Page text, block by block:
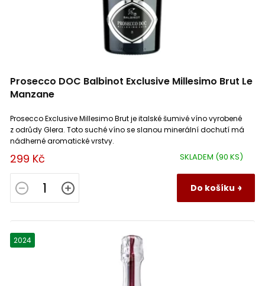
Prosecco DOC Balbinot Exclusive Millesimo Brut Le
Manzane
SKLADEM (90 KS)
299 Kč
Do košíku
Prosecco Exclusive Millesimo Brut je italské šumivé víno vyrobené
z odrůdy Glera. Toto suché víno se slanou minerální dochutí má
nádherné aromatické vrstvy.
2024